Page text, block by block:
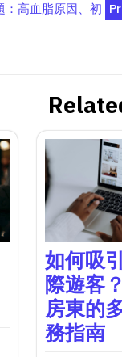
：高血脂原因、初
如何吸
際遊客
房東的
務指南